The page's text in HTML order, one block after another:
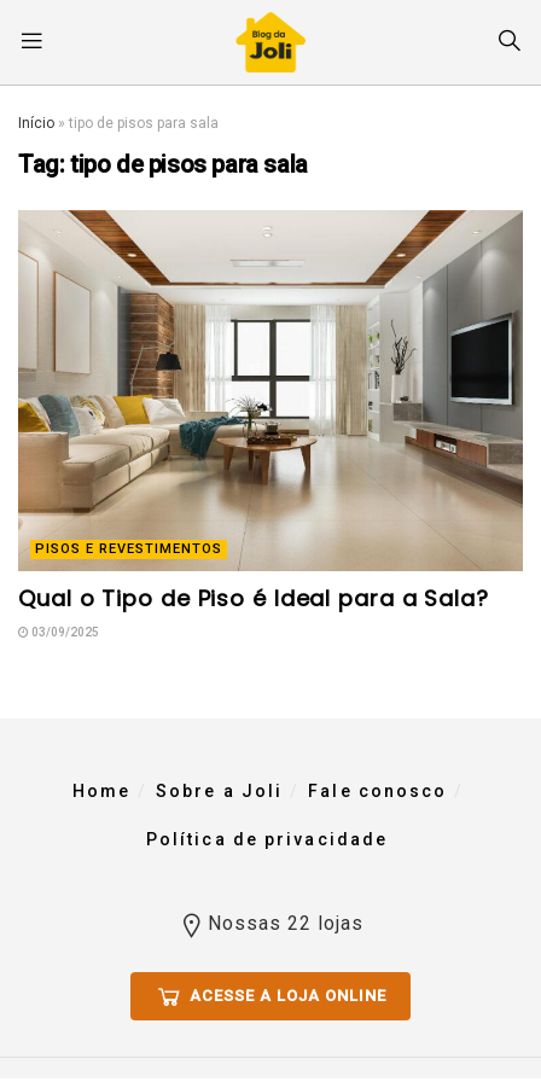
Início »tipo de pisos para sala
Tag:tipo de pisos para sala
PISOS E REVESTIMENTOS
Qual o Tipo de Piso é Ideal para a Sala?
03/09/2025
Home Sobre a Joli Fale conosco
Política de privacidade
Nossas 22 lojas
ACESSE A LOJA ONLINE